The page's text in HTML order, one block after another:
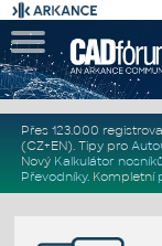
Přes 123.000
(CZ+EN). Tipy pro
Nový Kalkulátor
Převodníky. Kompletní